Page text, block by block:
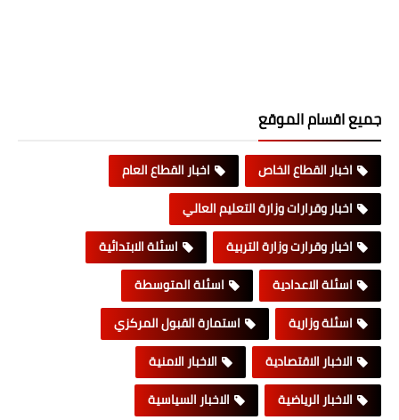
جميع اقسام الموقع
اخبار القطاع الخاص
اخبار القطاع العام
اخبار وقرارات وزارة التعليم العالي
اخبار وقرارت وزارة التربية
اسئلة الابتدائية
اسئلة الاعدادية
اسئلة المتوسطة
اسئلة وزارية
استمارة القبول المركزي
الاخبار الاقتصادية
الاخبار الامنية
الاخبار الرياضية
الاخبار السياسية